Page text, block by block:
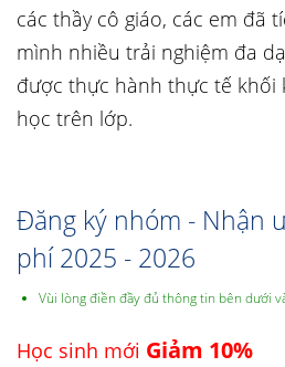
các thầy cô giáo, các em đã
mình nhiều trải nghiệm đa
được thực hành thực tế khối
học trên lớp.
Đăng ký nhóm - Nhận
phí 2025 - 2026
Vùi lòng điền đầy đủ thông tin bên dưới
Học sinh mới Giảm 10%